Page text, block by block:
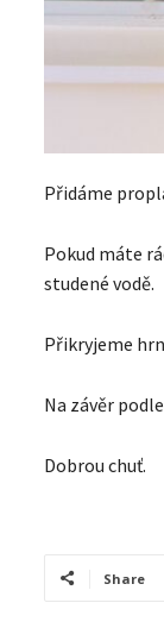
Přidáme
Pokud máte
studené vodě.
Přikryjeme
Na závěr
Dobrou chuť.
Share